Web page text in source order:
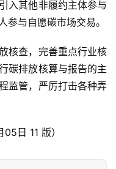
入其他非履约主体参与
与自愿碳市场交易。
核查，完善重点行业核
碳排放核算与报告的主
监管，严厉打击各种弄
日 11 版）